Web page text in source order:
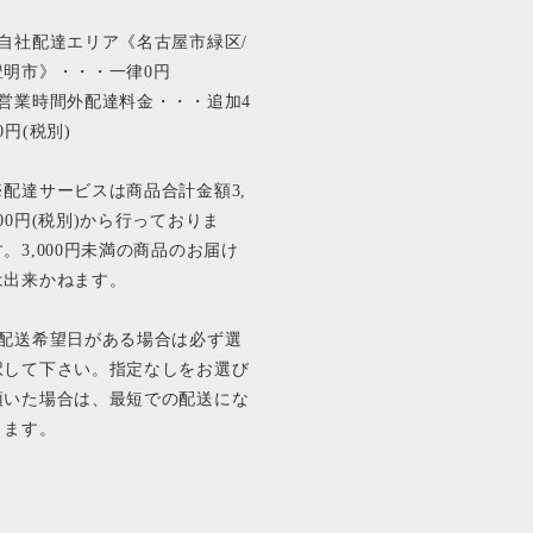
社配達エリア《名古屋市緑区/
明市》・・・一律0円
業時間外配達料金・・・追加4
円(税別)
達サービスは商品合計金額3,
円(税別)から行っておりま
。3,000円未満の商品のお届け
出来かねます。
送希望日がある場合は必ず選
して下さい。指定なしをお選び
いた場合は、最短での配送にな
す。